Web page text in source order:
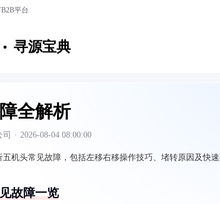
平台
寻源宝典
全解析
· 2026-08-04 08:00:00
五机头常见故障，包括左移右移操作技巧、堵转原因及快
故障一览